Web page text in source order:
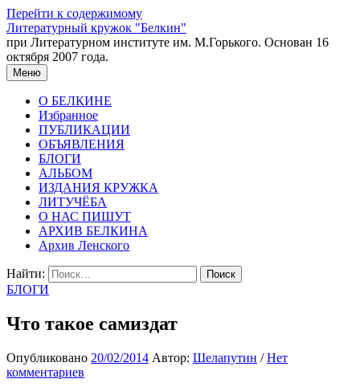
Перейти к содержимому
Литературный кружок "Белкин"
при Литературном институте им. М.Горького. Основан 16
октября 2007 года.
Меню
О БЕЛКИНЕ
Избранное
ПУБЛИКАЦИИ
ОБЪЯВЛЕНИЯ
БЛОГИ
АЛЬБОМ
ИЗДАНИЯ КРУЖКА
ЛИТУЧЁБА
О НАС ПИШУТ
АРХИВ БЕЛКИНА
Архив Ленского
Найти:
БЛОГИ
Что такое самиздат
Опубликовано 20/02/2014 Автор: Шелапутин /Нет
комментариев